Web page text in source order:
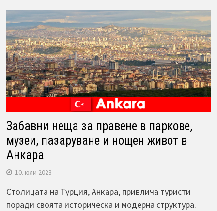
Забавни неща за правене в паркове,
музеи, пазаруване и нощен живот в
Анкара
10. юли 2023
Столицата на Турция, Анкара, привлича туристи
поради своята историческа и модерна структура.